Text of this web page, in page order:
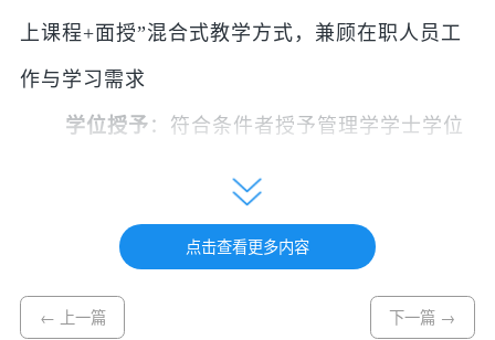
上课程+面授”混合式教学方式，兼顾在职人员工
作与学习需求
学位授予 ：符合条件者授予管理学学士学位
会计学是研究财务活动和成本资料的收集、分
类、综合、分析和解释的基础上形成协助决策的
信息系统，以有效管理经济的一门应用学科。本
和确认的学科，培养具备经济、管理、法律和会
点击查看更多内容
← 上一篇 下一篇 →